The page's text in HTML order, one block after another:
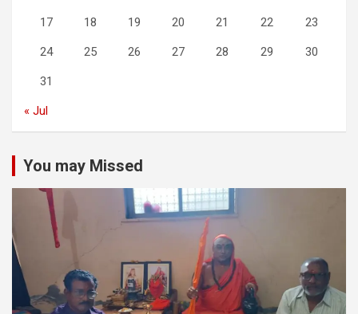
17 18 19 20 21 22 23
24 25 26 27 28 29 30
31
« Jul
You may Missed